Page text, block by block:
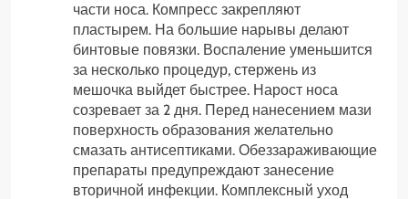
части носа. Компресс закрепляют
пластырем. На большие нарывы делают
бинтовые повязки. Воспаление уменьшится
за несколько процедур, стержень из
мешочка выйдет быстрее. Нарост носа
созревает за 2 дня. Перед нанесением мази
поверхность образования желательно
смазать антисептиками. Обеззараживающие
препараты предупреждают занесение
вторичной инфекции. Комплексный уход